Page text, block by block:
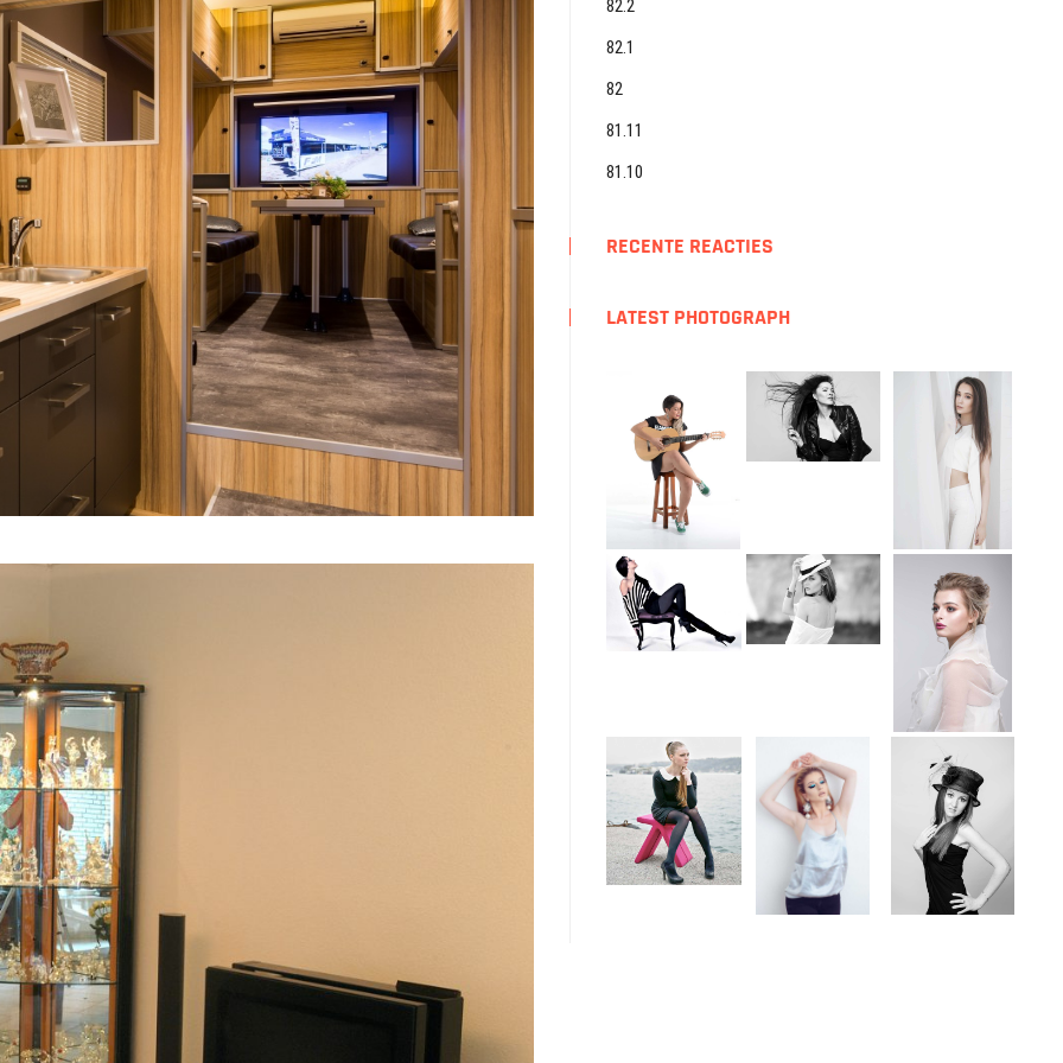
82.2
82.1
82
81.11
81.10
RECENTE REACTIES
LATEST PHOTOGRAPH